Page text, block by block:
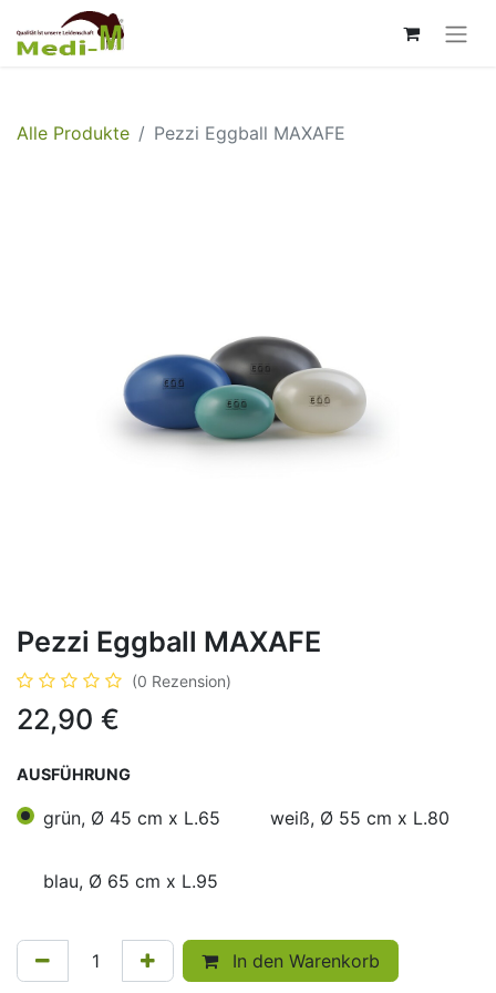
Alle Produkte Pezzi Eggball MAXAFE
Pezzi Eggball MAXAFE
(0 Rezension)
22,90 €
AUSFÜHRUNG
grün, Ø 45 cm x L.65 weiß, Ø 55 cm x L.80
blau, Ø 65 cm x L.95
In den Warenkorb